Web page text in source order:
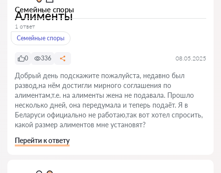
Семейные споры
Алименты
1 ответ
Семейные споры
0 336 08.05.2025
Добрый день подскажите пожалуйста, недавно был
развод,на нём достигли мирного соглашения по
алиментам,т.е. на алименты жена не подавала. Прошло
несколько дней, она передумала и теперь подаёт. Я в
Беларуси официально не работаю,так вот хотел спросить,
какой размер алиментов мне установят?
Перейти к ответу